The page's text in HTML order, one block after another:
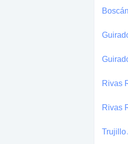
Rivas
Rivas
Trujillo